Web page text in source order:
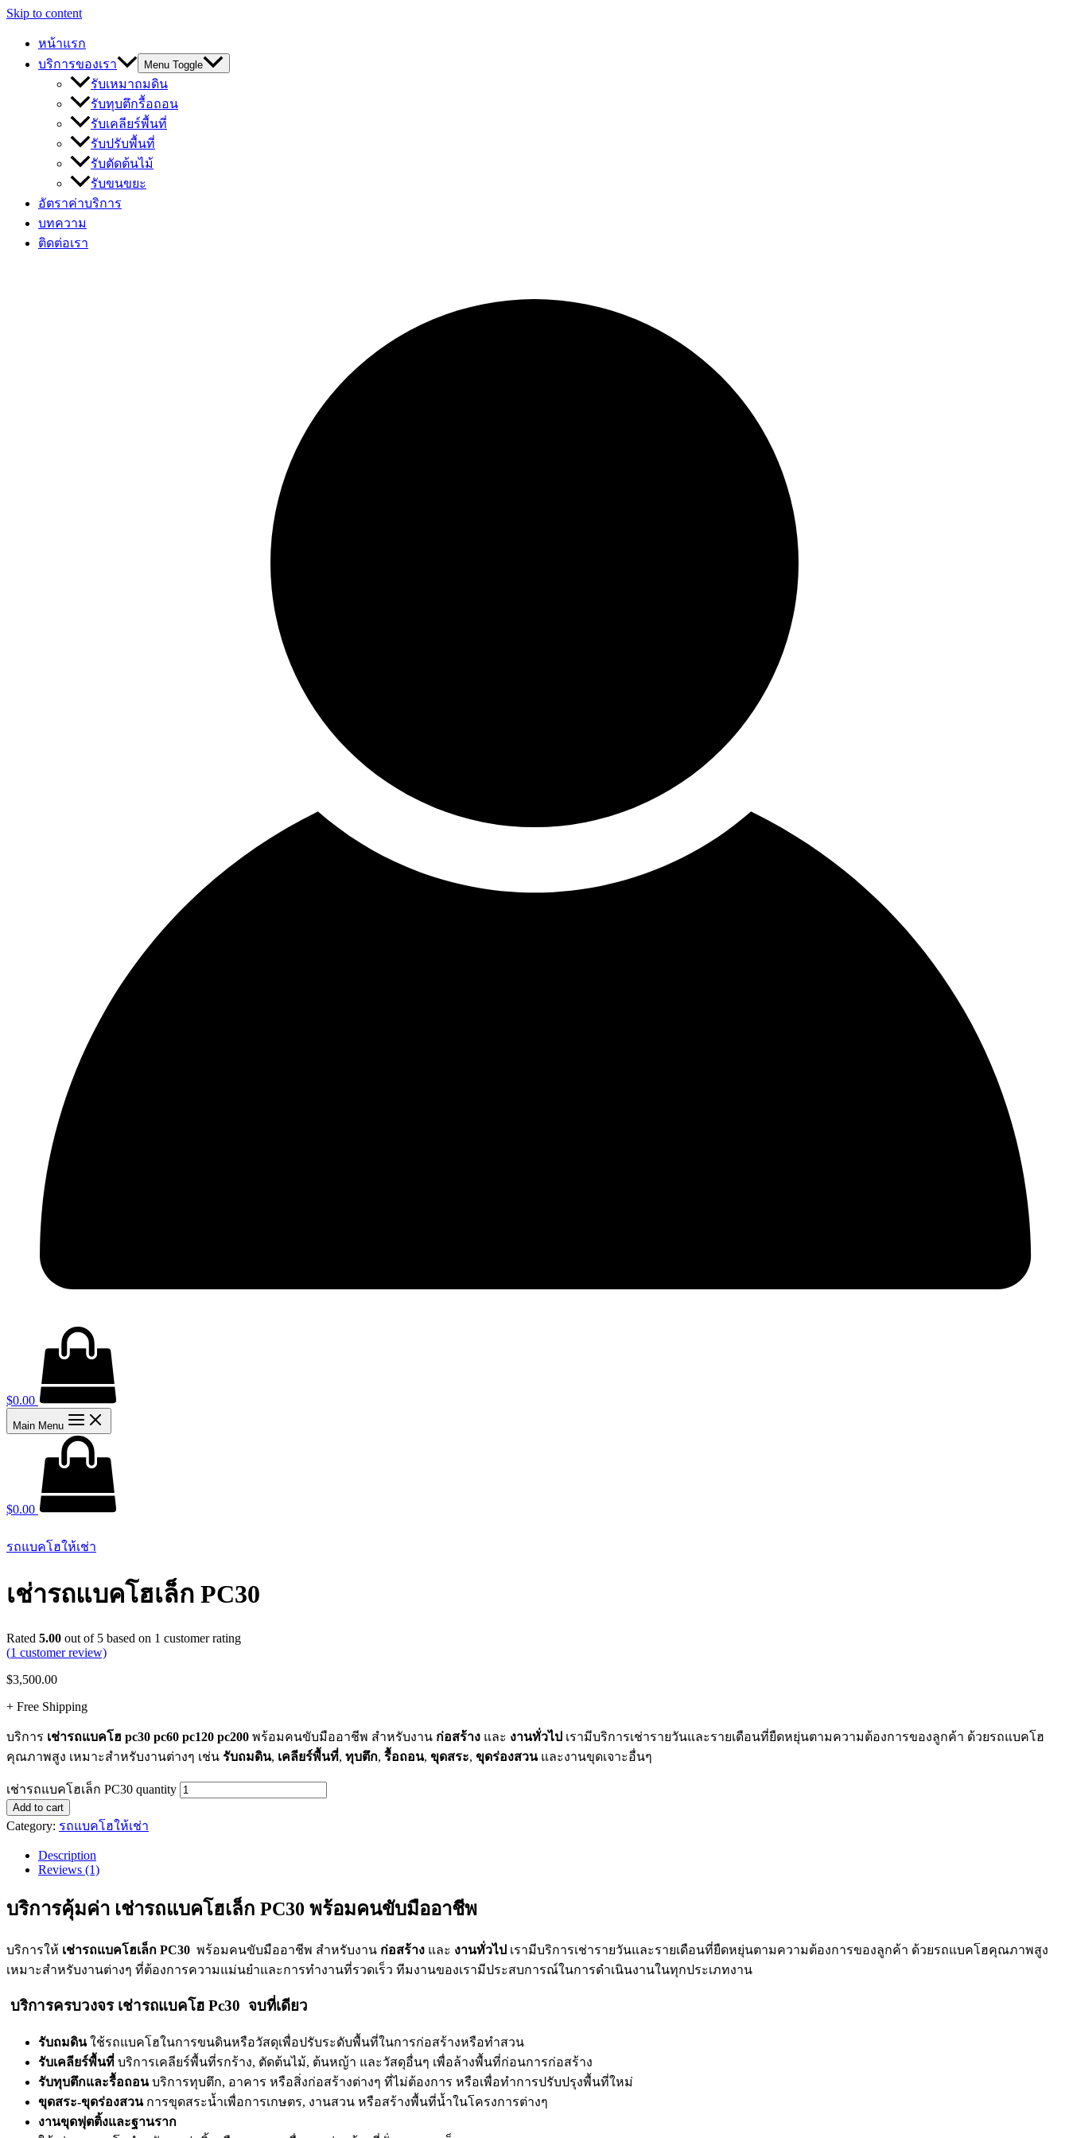
Skip to content
หน้าแรก
บริการของเรา
Menu Toggle
รับเหมาถมดิน
รับทุบตึกรื้อถอน
รับเคลียร์พื้นที่
รับปรับพื้นที่
รับตัดต้นไม้
รับขนขยะ
อัตราค่าบริการ
บทความ
ติดต่อเรา
$0.00
Main Menu
$0.00
รถแบคโฮให้เช่า
เช่ารถแบคโฮเล็ก PC30
Rated 5.00 out of 5 based on 1 customer rating
(1 customer review)
$3,500.00
+ Free Shipping
บริการ เช่ารถแบคโฮ pc30 pc60 pc120 pc200 พร้อมคนขับมืออาชีพ สำหรับงาน ก่อสร้าง และ งานทั่วไป เรามีบริการเช่ารายวันและรายเดือนที่ยืดหยุ่นตามความต้องการของลูกค้า ด้วยรถแบคโฮ
คุณภาพสูง เหมาะสำหรับงานต่างๆ เช่น รับถมดิน, เคลียร์พื้นที่, ทุบตึก, รื้อถอน, ขุดสระ, ขุดร่องสวนและงานขุดเจาะอื่นๆ
เช่ารถแบคโฮเล็ก PC30 quantity
Add to cart
Category: รถแบคโฮให้เช่า
Description
Reviews (1)
บริการคุ้มค่า เช่ารถแบคโฮเล็ก PC30 พร้อมคนขับมืออาชีพ
บริการให้ เช่ารถแบคโฮเล็ก PC30 พร้อมคนขับมืออาชีพ สำหรับงาน ก่อสร้าง และ งานทั่วไป เรามีบริการเช่ารายวันและรายเดือนที่ยืดหยุ่นตามความต้องการของลูกค้า ด้วยรถแบคโฮคุณภาพสูง
เหมาะสำหรับงานต่างๆ ที่ต้องการความแม่นยำและการทำงานที่รวดเร็ว ทีมงานของเรามีประสบการณ์ในการดำเนินงานในทุกประเภทงาน
บริการครบวงจร เช่ารถแบคโฮ Pc30 จบที่เดียว
รับถมดินใช้รถแบคโฮในการขนดินหรือวัสดุเพื่อปรับระดับพื้นที่ในการก่อสร้างหรือทำสวน
รับเคลียร์พื้นที่ บริการเคลียร์พื้นที่รกร้าง, ตัดต้นไม้, ต้นหญ้า และวัสดุอื่นๆ เพื่อล้างพื้นที่ก่อนการก่อสร้าง
รับทุบตึกและรื้อถอนบริการทุบตึก, อาคาร หรือสิ่งก่อสร้างต่างๆ ที่ไม่ต้องการ หรือเพื่อทำการปรับปรุงพื้นที่ใหม่
ขุดสระ-ขุดร่องสวน การขุดสระน้ำเพื่อการเกษตร, งานสวน หรือสร้างพื้นที่น้ำในโครงการต่างๆ
งานขุดฟุตติ้งและฐานราก